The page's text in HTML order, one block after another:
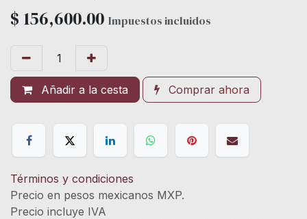
$ 156,600.00 Impuestos incluidos
Añadir a la cesta Comprar ahora
Términos y condiciones
Precio en pesos mexicanos MXP.
Precio incluye IVA